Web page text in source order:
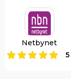
Netbynet
5